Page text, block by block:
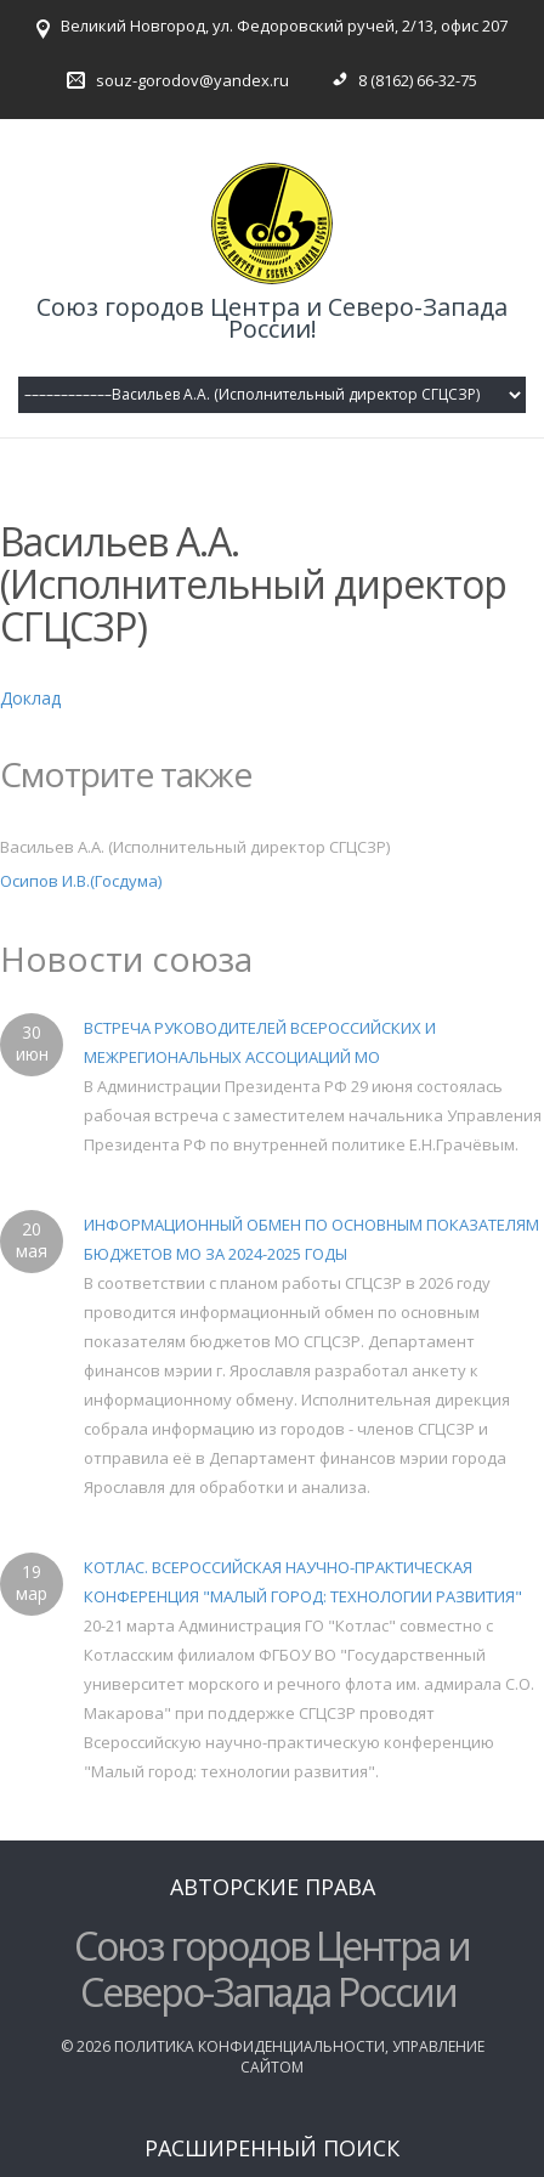
Великий Новгород, ул. Федоровский ручей, 2/13, офис 207
souz-gorodov@yandex.ru 8 (8162) 66-32-75
Союз городов Центра и Северо-Запада
России!
Васильев А.А.
(Исполнительный директор
СГЦСЗР)
Доклад
Смотрите также
Васильев А.А. (Исполнительный директор СГЦСЗР)
Осипов И.В.(Госдума)
Новости союза
30
июн
ВСТРЕЧА РУКОВОДИТЕЛЕЙ ВСЕРОССИЙСКИХ И
МЕЖРЕГИОНАЛЬНЫХ АССОЦИАЦИЙ МО
В Администрации Президента РФ 29 июня состоялась
рабочая встреча с заместителем начальника Управления
Президента РФ по внутренней политике Е.Н.Грачёвым.
20
мая
ИНФОРМАЦИОННЫЙ ОБМЕН ПО ОСНОВНЫМ ПОКАЗАТЕЛЯМ
БЮДЖЕТОВ МО ЗА 2024-2025 ГОДЫ
В соответствии с планом работы СГЦСЗР в 2026 году
проводится информационный обмен по основным
показателям бюджетов МО СГЦСЗР. Департамент
финансов мэрии г. Ярославля разработал анкету к
информационному обмену. Исполнительная дирекция
собрала информацию из городов - членов СГЦСЗР и
отправила её в Департамент финансов мэрии города
Ярославля для обработки и анализа.
19
мар
КОТЛАС. ВСЕРОССИЙСКАЯ НАУЧНО-ПРАКТИЧЕСКАЯ
КОНФЕРЕНЦИЯ "МАЛЫЙ ГОРОД: ТЕХНОЛОГИИ РАЗВИТИЯ"
20-21 марта Администрация ГО "Котлас" совместно с
Котласским филиалом ФГБОУ ВО "Государственный
университет морского и речного флота им. адмирала С.О.
Макарова" при поддержке СГЦСЗР проводят
Всероссийскую научно-практическую конференцию
"Малый город: технологии развития".
АВТОРСКИЕ ПРАВА
Союз городов Центра и
Северо-Запада России
©2026 ПОЛИТИКА КОНФИДЕНЦИАЛЬНОСТИ, УПРАВЛЕНИЕ
САЙТОМ
РАСШИРЕННЫЙ ПОИСК